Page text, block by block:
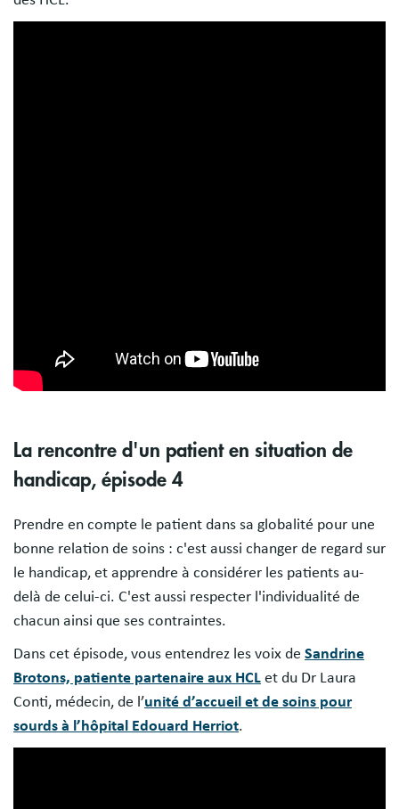
La rencontre d'un patient en situation de
handicap, épisode 4
Prendre en compte le patient dans sa globalité pour une
bonne relation de soins : c'est aussi changer de regard sur
le handicap, et apprendre à considérer les patients au-
delà de celui-ci. C'est aussi respecter l'individualité de
chacun ainsi que ses contraintes.
Dans cet épisode, vous entendrez les voix de Sandrine
Brotons, patiente partenaire aux HCL et du Dr Laura
Conti, médecin, de l’unité d’accueil et de soins pour
sourds à l’hôpital Edouard Herriot.